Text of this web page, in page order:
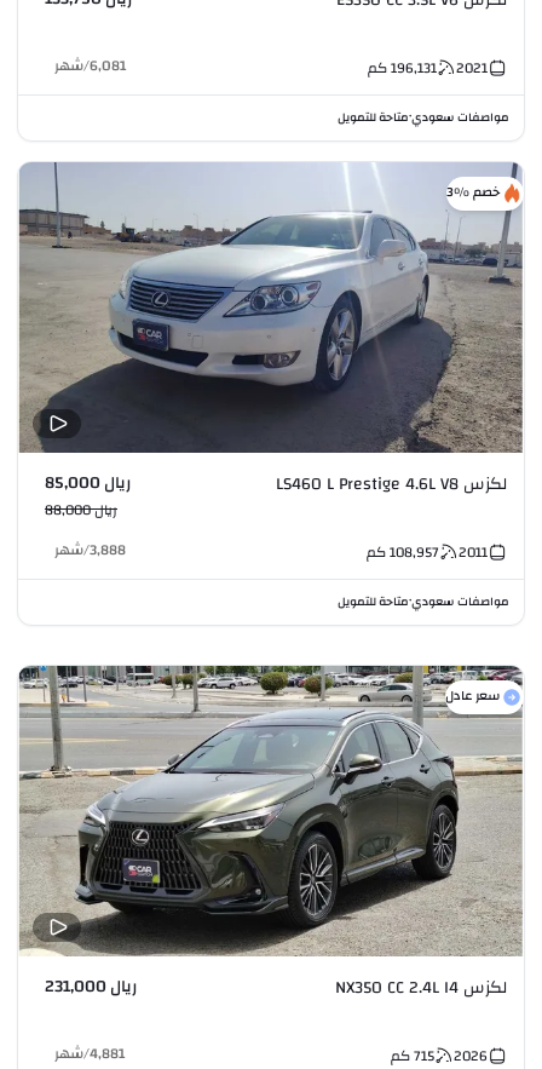
2021
196,131كم 6,081
/شهر
مواصفات سعودي•متاحة للتمويل
خصم %3
لكزس LS460 L Prestige 4.6L V8 ريال 85,000
ريال 88,000
2011
108,957كم 3,888
/شهر
مواصفات سعودي•متاحة للتمويل
سعر عادل
لكزس NX350 CC 2.4L I4 ريال 231,000
2026
715كم 4,881
/شهر